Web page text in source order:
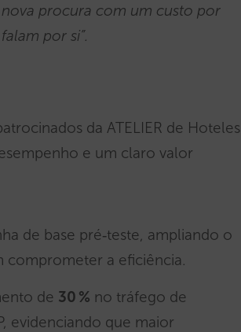
procura com um custo por
por si”.
da ATELIER de Hoteles
e um claro valor
de base pré‑teste, ampliando o
comprometer a eficiência.
de 30 % no tráfego de
evidenciando que maior